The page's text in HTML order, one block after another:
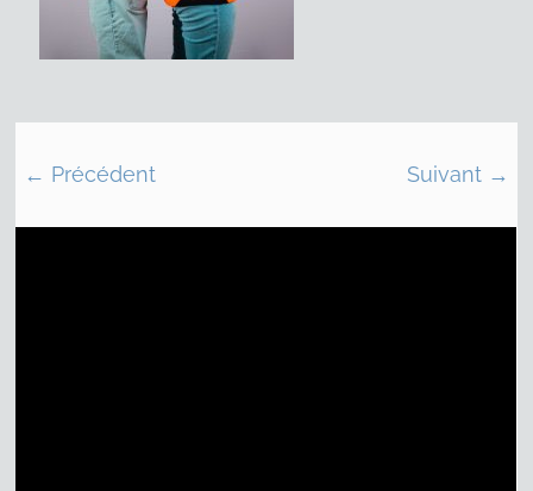
← Précédent Suivant →